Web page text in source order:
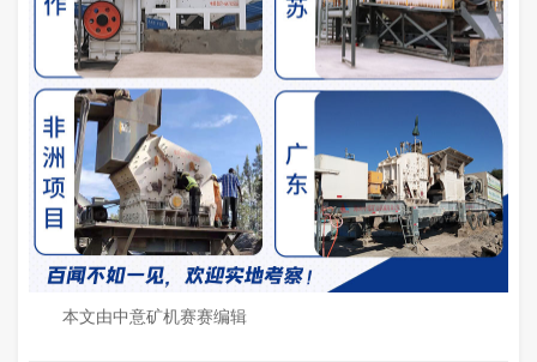
本文由中意矿机赛赛编辑